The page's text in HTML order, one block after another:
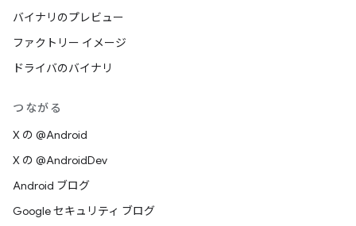
バイナリのプレビュー
ファクトリー イメージ
ドライバのバイナリ
つながる
X の @Android
X の @AndroidDev
Android ブログ
Google セキュリティ ブログ